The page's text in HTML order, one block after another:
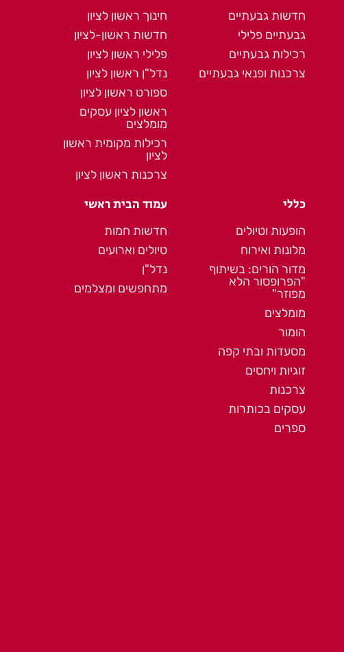
חדשות גבעתיים
גבעתיים פלילי
רכילות גבעתיים
צרכנות ופנאי גבעתיים
חינוך ראשון לציון
חדשות ראשון-לציון
פלילי ראשון לציון
נדל"ן ראשון לציון
ספורט ראשון לציון
ראשון לציון עסקים
מומלצים
רכילות מקומית ראשון
לציון
צרכנות ראשון לציון
כללי
הופעות וטיולים
מלונות ואירוח
מדור הורים: בשיתוף
"הפרופסור הלא
מפוזר"
מומלצים
הומור
מסעדות ובתי קפה
זוגיות ויחסים
צרכנות
עסקים בכותרות
ספרים
עמוד הבית ראשי
חדשות חמות
טיולים וארועים
נדל"ן
מתחפשים ומצלמים